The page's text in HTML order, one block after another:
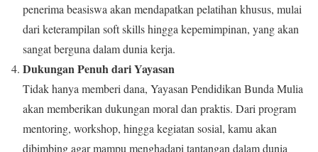
penerima beasiswa akan mendapatkan pelatihan khusus, mulai
dari keterampilan soft skills hingga kepemimpinan, yang akan
sangat berguna dalam dunia kerja.
Dukungan Penuh dari Yayasan
Tidak hanya memberi dana, Yayasan Pendidikan Bunda Mulia
akan memberikan dukungan moral dan praktis. Dari program
mentoring, workshop, hingga kegiatan sosial, kamu akan
dibimbing agar mampu menghadapi tantangan dalam dunia